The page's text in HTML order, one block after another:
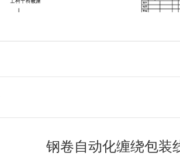
钢卷自动化缠绕包装